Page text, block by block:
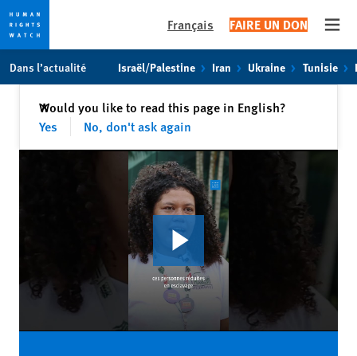
toto
content
Français FAIRE UN DON
Dans l’actualité Israël/Palestine Iran Ukraine Tunisie
Would you like to read this page in English?
Yes
No, don't ask again
✕Fermer